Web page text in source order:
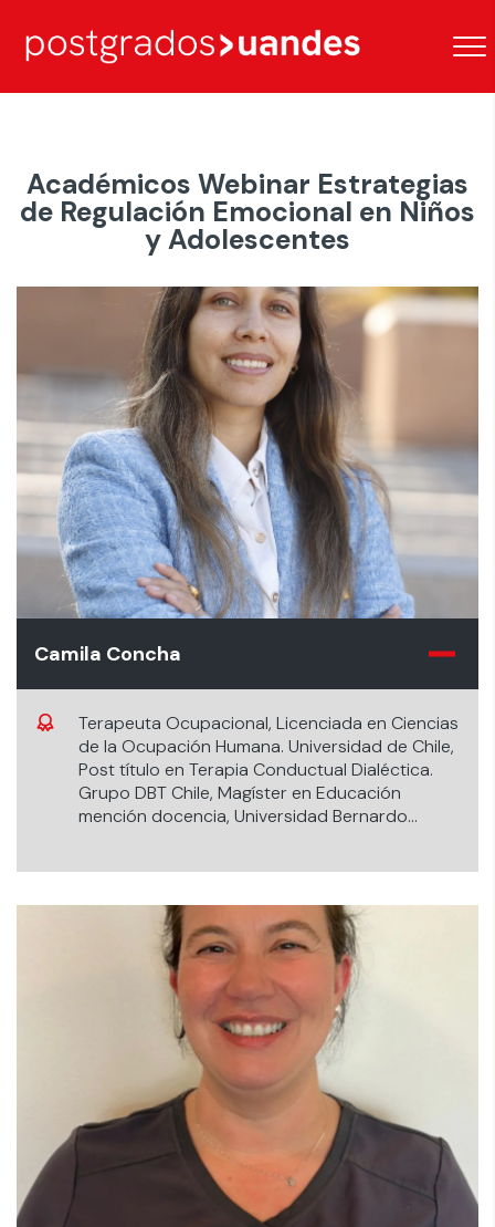
Académicos Webinar Estrategias
de Regulación Emocional en Niños
y Adolescentes
Camila Concha
Terapeuta Ocupacional, Licenciada en Ciencias
de la Ocupación Humana. Universidad de Chile,
Post título en Terapia Conductual Dialéctica.
Grupo DBT Chile, Magíster en Educación
mención docencia, Universidad Bernardo